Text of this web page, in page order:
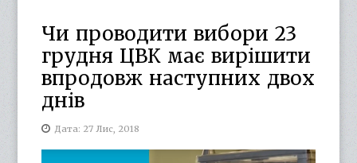
Чи проводити вибори 23
грудня ЦВК має вирішити
впродовж наступних двох
днів
Дата: 27 Лис, 2018